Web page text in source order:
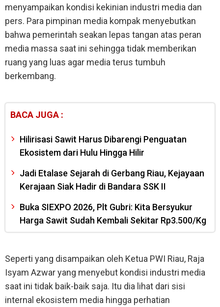
menyampaikan kondisi kekinian industri media dan
pers. Para pimpinan media kompak menyebutkan
bahwa pemerintah seakan lepas tangan atas peran
media massa saat ini sehingga tidak memberikan
ruang yang luas agar media terus tumbuh
berkembang.
BACA JUGA :
Hilirisasi Sawit Harus Dibarengi Penguatan
Ekosistem dari Hulu Hingga Hilir
Jadi Etalase Sejarah di Gerbang Riau, Kejayaan
Kerajaan Siak Hadir di Bandara SSK II
Buka SIEXPO 2026, Plt Gubri: Kita Bersyukur
Harga Sawit Sudah Kembali Sekitar Rp3.500/Kg
Seperti yang disampaikan oleh Ketua PWI Riau, Raja
Isyam Azwar yang menyebut kondisi industri media
saat ini tidak baik-baik saja. Itu dia lihat dari sisi
internal ekosistem media hingga perhatian